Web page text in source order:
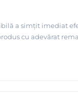
a simțit imediat
cu adevărat